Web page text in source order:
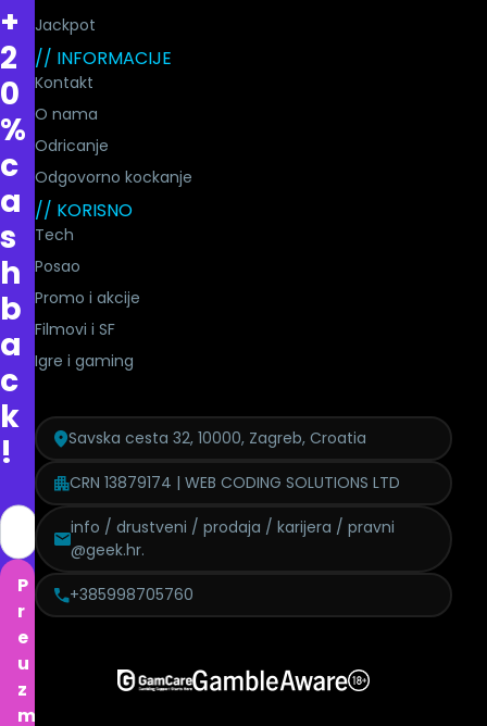
+
2
0
%
c
a
s
h
b
a
c
k
!
P
r
e
u
z
m
Jackpot
// INFORMACIJE
Kontakt
O nama
Odricanje
Odgovorno kockanje
// KORISNO
Tech
Posao
Promo i akcije
Filmovi i SF
Igre i gaming
Savska cesta 32, 10000, Zagreb, Croatia
CRN 13879174 | WEB CODING SOLUTIONS LTD
info / drustveni / prodaja / karijera / pravni
@geek.hr.
+385998705760